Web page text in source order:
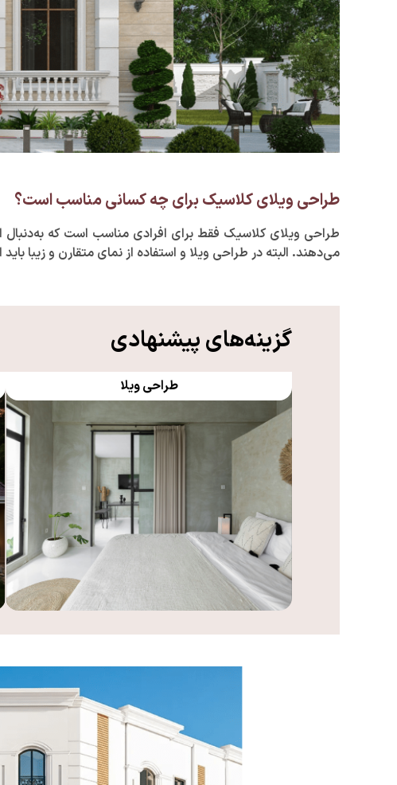
طراحی ویلای کلاسیک برای چه کسانی مناسب است؟
طراحی ویلای کلاسیک فقط برای افرادی مناسب است که
می‌دهند. البته در طراحی ویلا و استفاده از نمای متقارن و زیبا
گزینه‌های پیشنهادی
طراحی ویلا